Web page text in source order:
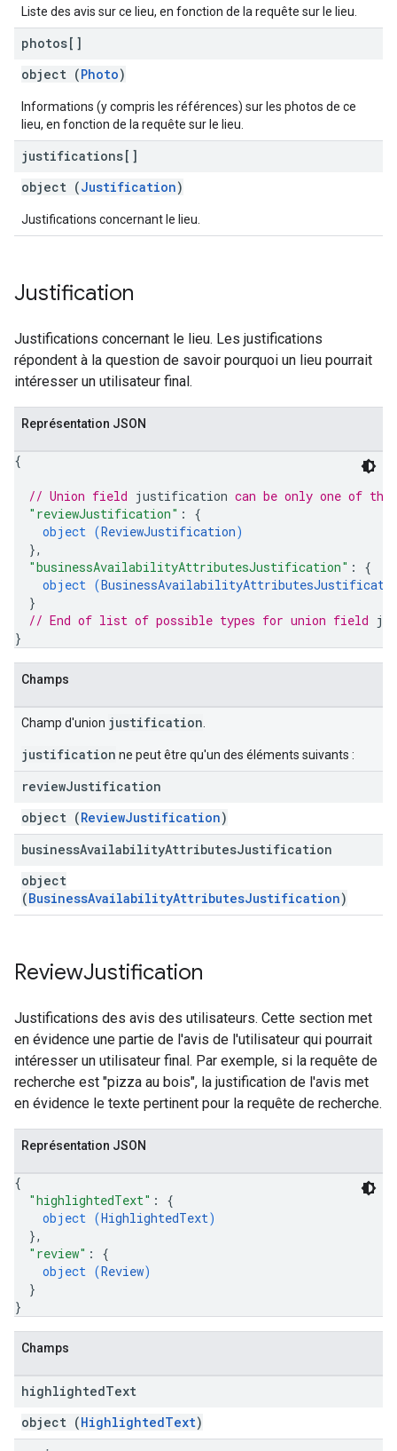
Liste des avis sur ce lieu, en fonction de la requête sur le lieu.
photos[]
object (Photo)
Informations (y compris les références) sur les photos de ce
lieu, en fonction de la requête sur le lieu.
justifications[]
object (Justification)
Justifications concernant le lieu.
Justification
Justifications concernant le lieu. Les justifications
répondent à la question de savoir pourquoi un lieu pourrait
intéresser un utilisateur final.
Représentation JSON
{
// Union field justification can be only one of
"reviewJustification" : {
object (ReviewJustification)
},
"businessAvailabilityAttributesJustification" : {
object (
}
// End of list of possible types for union field
}
Champs
Champ d'union justification
justification ne peut être qu'un des éléments suivants :
reviewJustification
object (ReviewJustification)
businessAvailabilityAttributesJustification
object
(BusinessAvailabilityAttributesJustification)
ReviewJustification
Justifications des avis des utilisateurs. Cette section met
en évidence une partie de l'avis de l'utilisateur qui pourrait
intéresser un utilisateur final. Par exemple, si la requête de
recherche est "pizza au bois", la justification de l'avis met
en évidence le texte pertinent pour la requête de recherche.
Représentation JSON
{
"highlightedText" : {
object (HighlightedText)
},
"review" : {
object (Review)
}
}
Champs
highlightedText
object (HighlightedText)